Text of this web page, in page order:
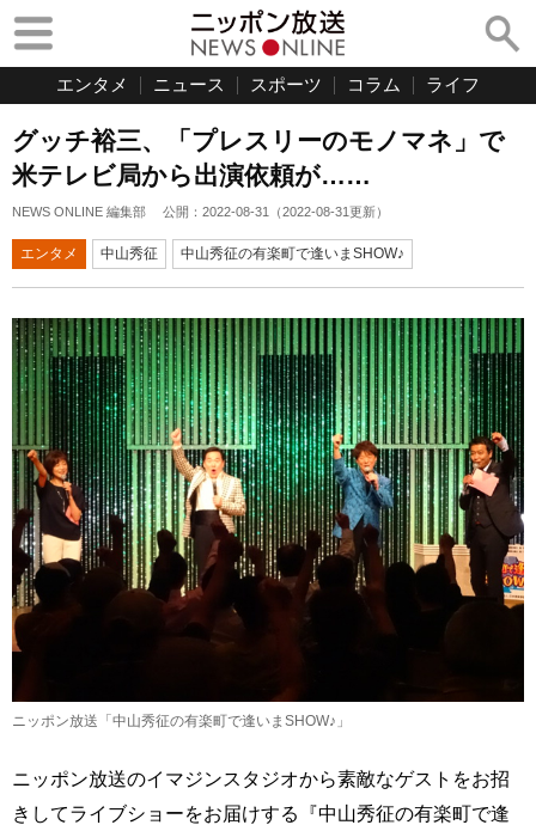
エンタメ ニュース スポーツ コラム ライフ
グッチ裕三、「プレスリーのモノマネ」で
米テレビ局から出演依頼が……
NEWS ONLINE 編集部 公開： 2022-08-31 （2022-08-31更新）
エンタメ 中山秀征 中山秀征の有楽町で逢いまSHOW♪
ニッポン放送「中山秀征の有楽町で逢いまSHOW♪」
ニッポン放送のイマジンスタジオから素敵なゲストをお招
きしてライブショーをお届けする『中山秀征の有楽町で逢